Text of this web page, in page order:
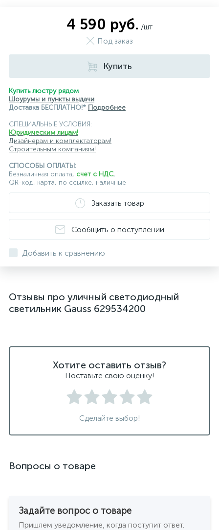
4 590 руб. /шт
Под заказ
Купить
Купить люстру рядом
Шоурумы и пункты выдачи
Доставка БЕСПЛАТНО!* Подробнее
СПЕЦИАЛЬНЫЕ УСЛОВИЯ:
Юридическим лицам!
Дизайнерам и комплектаторам!
Строительным компаниям!
СПОСОБЫ ОПЛАТЫ:
Безналичная оплата, счет с НДС,
QR-код, карта, по ссылке, наличные
Заказать товар
Сообщить о поступлении
Добавить к сравнению
Отзывы про уличный светодиодный
светильник Gauss 629534200
Хотите оставить отзыв?
Поставьте свою оценку!
Сделайте выбор!
Вопросы о товаре
Задайте вопрос о товаре
Пришлем уведомление, когда поступит ответ.